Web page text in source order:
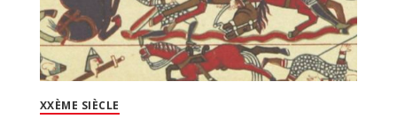
XXÈME SIÈCLE